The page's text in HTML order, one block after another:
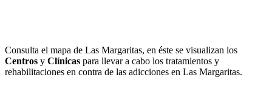
Consulta el mapa de Las Margaritas, en éste se visualizan los
Centros y Clínicas para llevar a cabo los tratamientos y
rehabilitaciones en contra de las adicciones en Las Margaritas.